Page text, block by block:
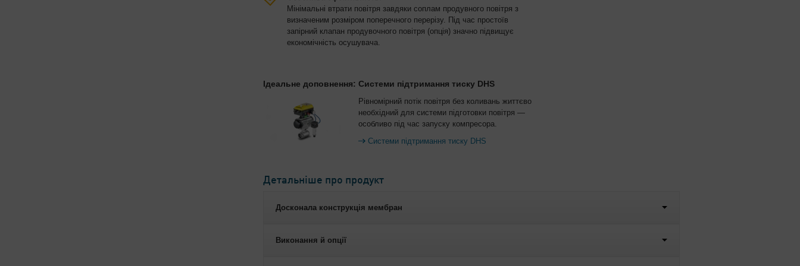
Мінімальні втрати повітря завдяки соплам продувного повітря з
визначеним розміром поперечного перерізу. Під час простоїв
запірний клапан продувочного повітря (опція) значно підвищує
економічність осушувача.
Ідеальне доповнення: Системи підтримання тиску DHS
Рівномірний потік повітря без коливань життєво
необхідний для системи підготовки повітря —
особливо під час запуску компресора.
Системи підтримання тиску DHS
Детальніше про продукт
Досконала конструкція мембран
Виконання й опції